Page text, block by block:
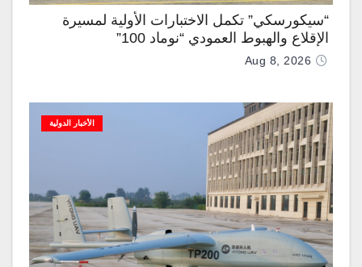
“سيكورسكي” تكمل الاختبارات الأولية لمسيرة
الإقلاع والهبوط العمودي “نوماد 100”
Aug 8, 2026
الأخبار الدولية